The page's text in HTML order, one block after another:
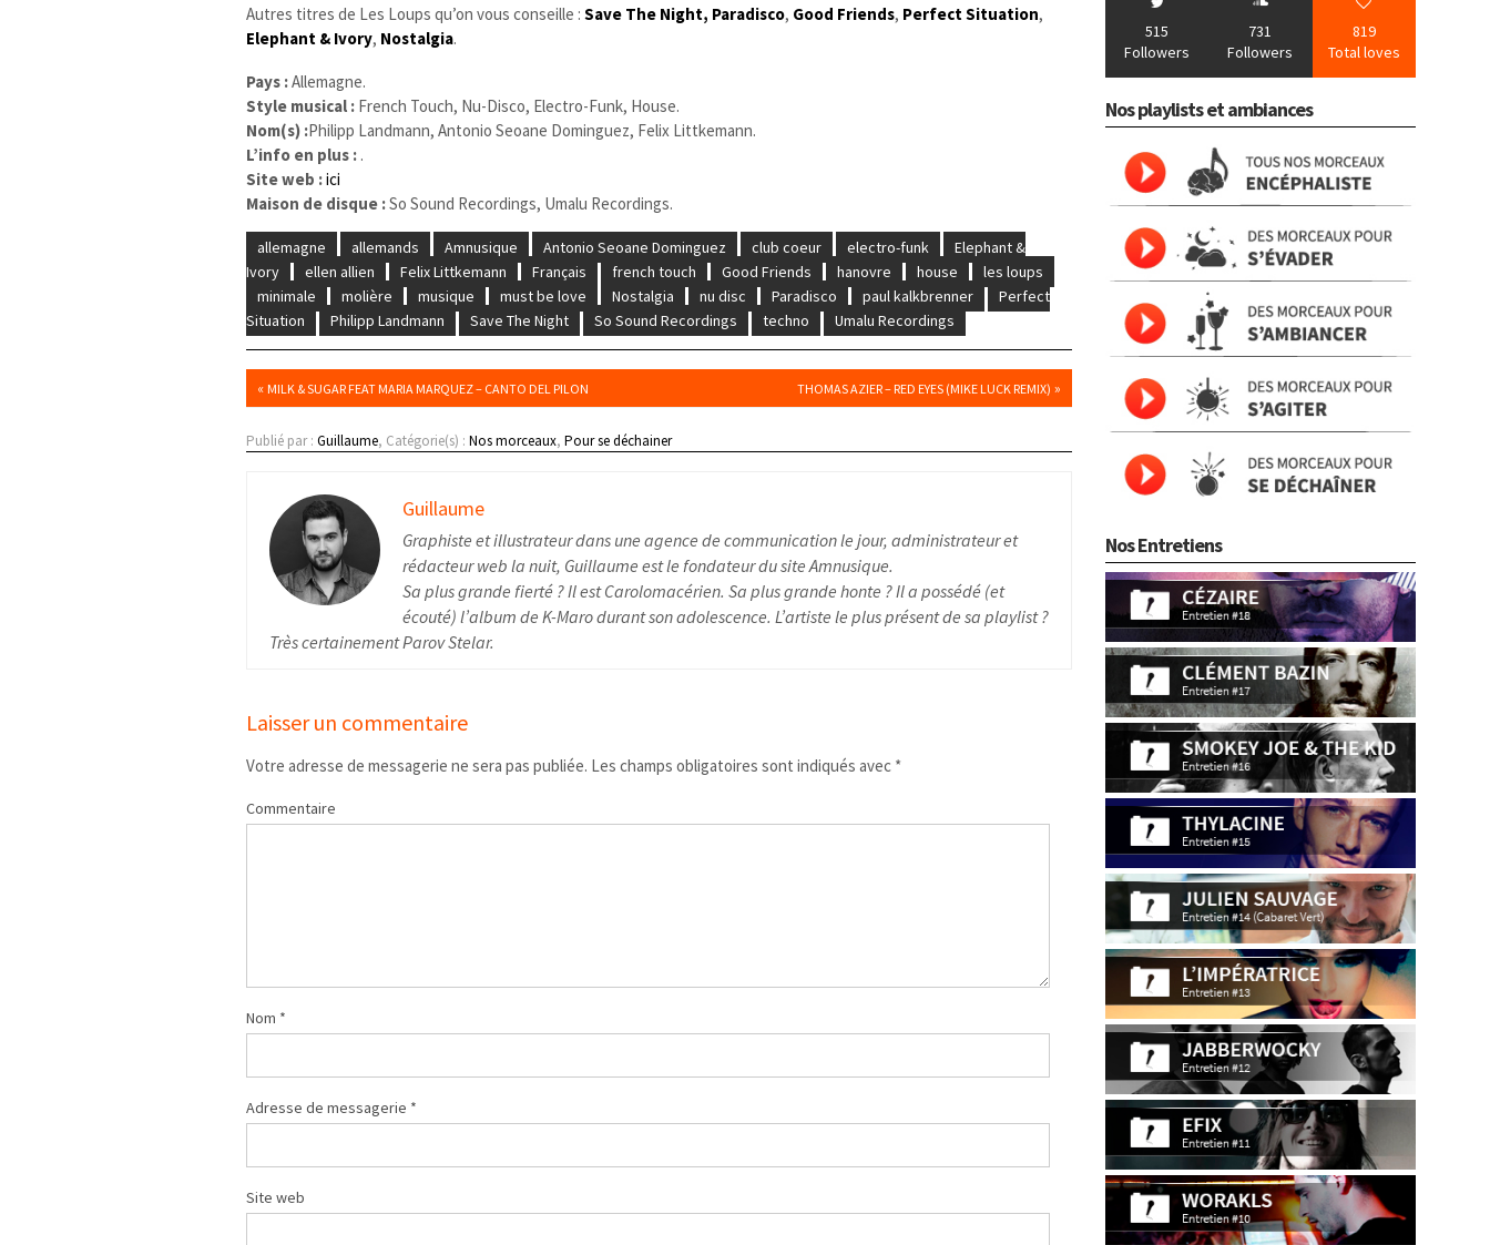
Autres titres de Les Loups qu’on vous conseille :Save The Night, Paradisco, Good Friends, Perfect Situation,
Elephant & Ivory, Nostalgia.
Pays :Allemagne.
Style musical : French Touch, Nu-Disco, Electro-Funk, House.
Nom(s) :Philipp Landmann, Antonio Seoane Dominguez, Felix Littkemann.
L’info en plus : .
Site web :ici
Maison de disque :So Sound Recordings, Umalu Recordings.
allemagne allemands Amnusique Antonio Seoane Dominguez club coeur electro-funk
Elephant &
Ivory
ellen allien Felix Littkemann Français french touch Good Friends hanovre house
les loups
minimale
molière musique must be love Nostalgia nu disc Paradisco paul kalkbrenner
Perfect
Situation
Philipp Landmann Save The Night So Sound Recordings techno Umalu Recordings
«MILK & SUGAR FEAT MARIA MARQUEZ – CANTO DEL PILON THOMAS AZIER – RED EYES (MIKE LUCK REMIX) »
Publié par :Guillaume, Catégorie(s) :Nos morceaux,Pour se déchainer
Guillaume
Graphiste et illustrateur dans une agence de communication le jour, administrateur et
rédacteur web la nuit, Guillaume est le fondateur du site Amnusique.
Sa plus grande fierté ? Il est Carolomacérien. Sa plus grande honte ? Il a possédé (et
écouté) l’album de K-Maro durant son adolescence. L’artiste le plus présent de sa playlist ?
Très certainement Parov Stelar.
Laisser un commentaire
Votre adresse de messagerie ne sera pas publiée. Les champs obligatoires sont indiqués avec *
Commentaire
Nom *
Adresse de messagerie *
Site web
515
Followers
731
Followers
819
Total loves
Nos playlists et ambiances
Nos Entretiens